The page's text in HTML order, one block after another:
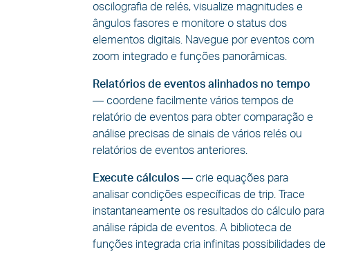
oscilografia de relés, visualize magnitudes e
ângulos fasores e monitore o status dos
elementos digitais. Navegue por eventos com
zoom integrado e funções panorâmicas.
Relatórios de eventos alinhados no tempo
—coordene facilmente vários tempos de
relatório de eventos para obter comparação e
análise precisas de sinais de vários relés ou
relatórios de eventos anteriores.
Execute cálculos—crie equações para
analisar condições específicas de trip. Trace
instantaneamente os resultados do cálculo para
análise rápida de eventos. A biblioteca de
funções integrada cria infinitas possibilidades de